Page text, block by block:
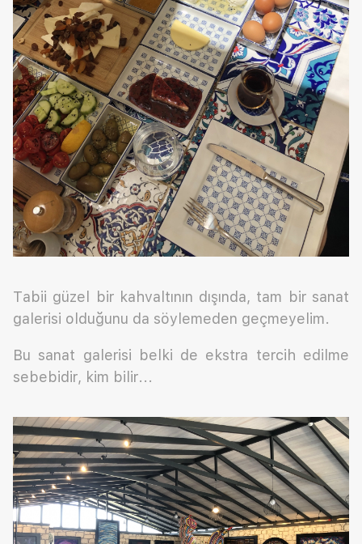
Tabii güzel bir kahvaltının dışında, tam bir sanat
galerisi olduğunu da söylemeden geçmeyelim.
Bu sanat galerisi belki de ekstra tercih edilme
sebebidir, kim bilir...